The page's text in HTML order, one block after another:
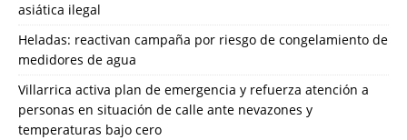
asiática ilegal
Heladas: reactivan campaña por riesgo de congelamiento de
medidores de agua
Villarrica activa plan de emergencia y refuerza atención a
personas en situación de calle ante nevazones y
temperaturas bajo cero